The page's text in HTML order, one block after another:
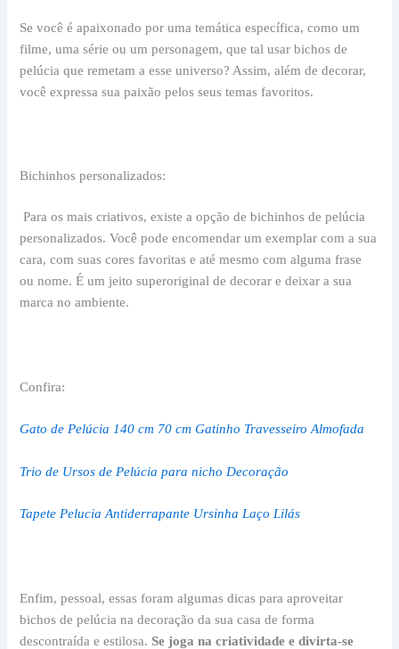
Se você é apaixonado por uma temática específica, como um
filme, uma série ou um personagem, que tal usar bichos de
pelúcia que remetam a esse universo? Assim, além de decorar,
você expressa sua paixão pelos seus temas favoritos.
Bichinhos personalizados:
Para os mais criativos, existe a opção de bichinhos de pelúcia
personalizados. Você pode encomendar um exemplar com a sua
cara, com suas cores favoritas e até mesmo com alguma frase
ou nome. É um jeito superoriginal de decorar e deixar a sua
marca no ambiente.
Confira:
Gato de Pelúcia 140 cm 70 cm Gatinho Travesseiro Almofada
Trio de Ursos de Pelúcia para nicho Decoração
Tapete Pelucia Antiderrapante Ursinha Laço Lilás
Enfim, pessoal, essas foram algumas dicas para aproveitar
bichos de pelúcia na decoração da sua casa de forma
descontraída e estilosa.Se joga na criatividade e divirta-se